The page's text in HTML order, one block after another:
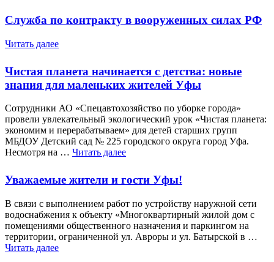
Служба по контракту в вооруженных силах РФ
Читать далее
Чистая планета начинается с детства: новые
знания для маленьких жителей Уфы
Сотрудники АО «Спецавтохозяйство по уборке города»
провели увлекательный экологический урок «Чистая планета:
экономим и перерабатываем» для детей старших групп
МБДОУ Детский сад № 225 городского округа город Уфа.
Несмотря на … Читать далее
Уважаемые жители и гости Уфы!
В связи с выполнением работ по устройству наружной сети
водоснабжения к объекту «Многоквартирный жилой дом с
помещениями общественного назначения и паркингом на
территории, ограниченной ул. Авроры и ул. Батырской в …
Читать далее